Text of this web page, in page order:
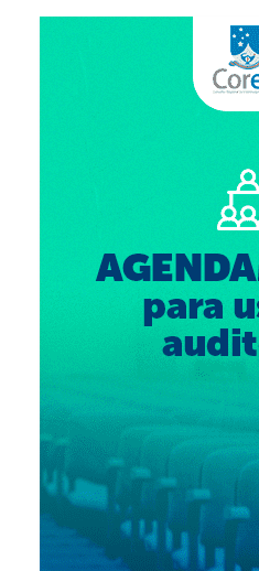
Censura Pública
Suspensão do
Contatos
Fale Conosco